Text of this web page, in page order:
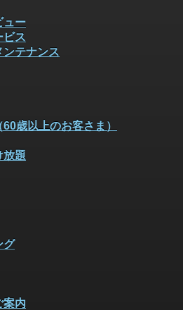
ュー
ビス
テナンス
歳以上のお客さま）
放題
グ
案内